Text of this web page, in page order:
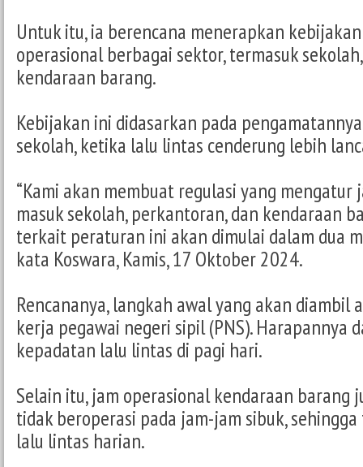
Untuk itu, ia berencana menerapkan
operasional berbagai sektor, termasuk
kendaraan barang.
Kebijakan ini didasarkan pada
sekolah, ketika lalu lintas cenderung lebih
“Kami akan membuat regulasi yang mengatur
masuk sekolah, perkantoran, dan kendaraan
terkait peraturan ini akan dimulai dalam dua
kata Koswara, Kamis, 17 Oktober 2024.
Rencananya, langkah awal yang akan diambil
kerja pegawai negeri sipil (PNS). Harapannya
kepadatan lalu lintas di pagi hari.
Selain itu, jam operasional kendaraan barang
tidak beroperasi pada jam-jam sibuk,
lalu lintas harian.